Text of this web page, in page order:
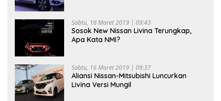
Sabtu, 16 Maret 2019 | 09:43
Sosok New Nissan Livina Terungkap,
Apa Kata NMI?
Sabtu, 16 Maret 2019 | 09:37
Aliansi Nissan-Mitsubishi Luncurkan
Livina Versi Mungil